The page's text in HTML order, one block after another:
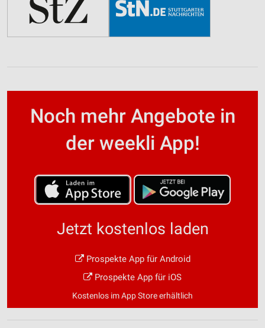
Noch mehr Angebote in
der weekli App!
Jetzt kostenlos laden
Prospekte App für Android
Prospekte App für iOS
Kostenlos im App Store erhältlich